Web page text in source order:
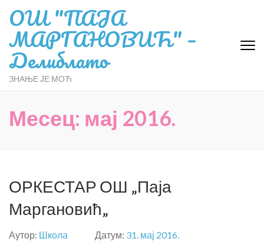
ОШ "ПАЈА
МАРГАНОВИЋ" –
Делиблато
ЗНАЊЕ ЈЕ МОЋ
Месец: мај 2016.
ОРКЕСТАР ОШ „Паја
Маргановић„
Аутор: Школа Датум: 31. мај 2016.